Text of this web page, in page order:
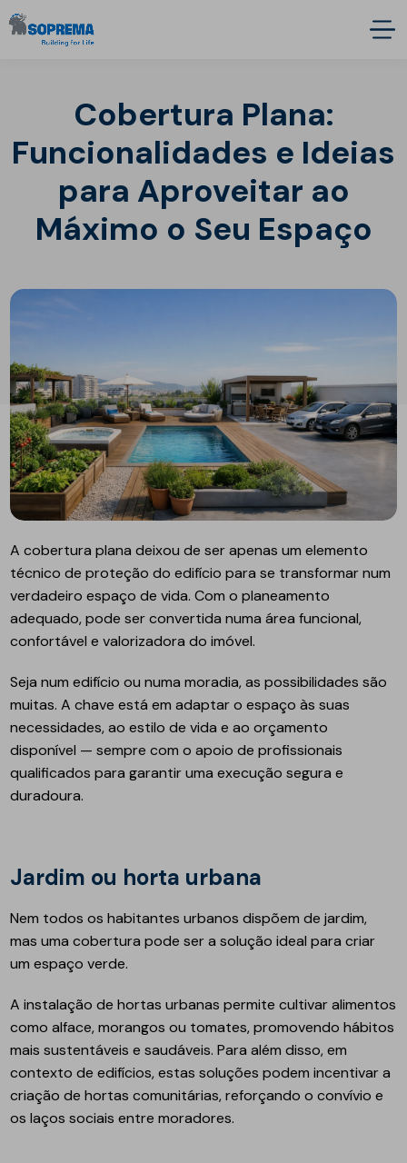
Cobertura Plana:
Funcionalidades e Ideias
para Aproveitar ao
Máximo o Seu Espaço
A cobertura plana deixou de ser apenas um elemento
técnico de proteção do edifício para se transformar num
verdadeiro espaço de vida. Com o planeamento
adequado, pode ser convertida numa área funcional,
confortável e valorizadora do imóvel.
Seja num edifício ou numa moradia, as possibilidades são
muitas. A chave está em adaptar o espaço às suas
necessidades, ao estilo de vida e ao orçamento
disponível — sempre com o apoio de profissionais
qualificados para garantir uma execução segura e
duradoura.
Jardim ou horta urbana
Nem todos os habitantes urbanos dispõem de jardim,
mas uma cobertura pode ser a solução ideal para criar
um espaço verde.
A instalação de hortas urbanas permite cultivar alimentos
como alface, morangos ou tomates, promovendo hábitos
mais sustentáveis e saudáveis. Para além disso, em
contexto de edifícios, estas soluções podem incentivar a
criação de hortas comunitárias, reforçando o convívio e
os laços sociais entre moradores.